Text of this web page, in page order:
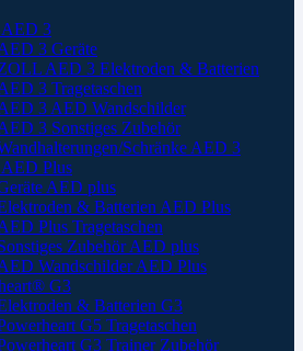
3
3 Geräte
AED 3 Elektroden & Batterien
3 Tragetaschen
3 AED Wandschilder
3 Sonstiges Zubehör
Schränke AED 3
Plus
AED plus
& Batterien AED Plus
Plus Tragetaschen
Zubehör AED plus
Wandschilder AED Plus
G3
& Batterien G3
G5 Tragetaschen
G3 Trainer Zubehör